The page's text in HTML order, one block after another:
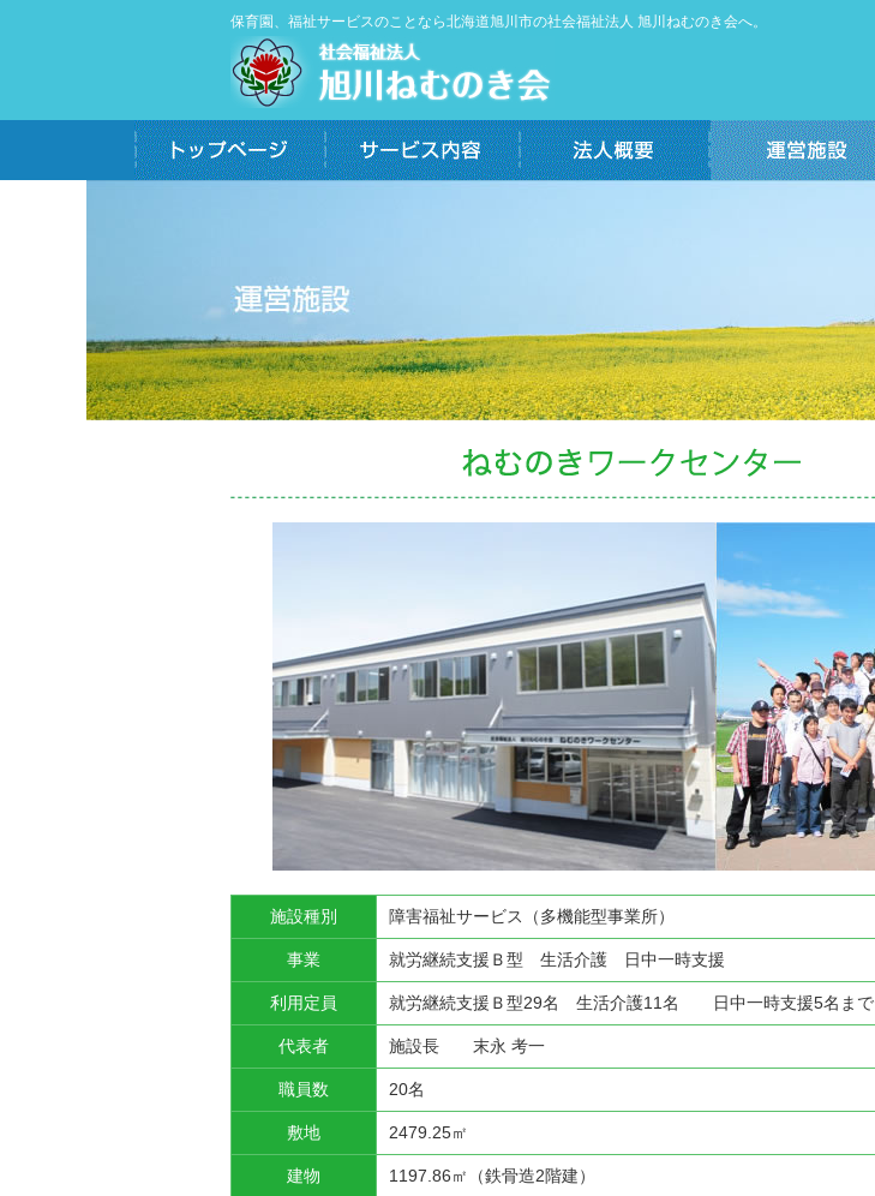
保育園、福祉サービスのことなら北海道旭川市の社会福祉法人 旭川ねむのき会へ。
施設種別 障害福祉サービス（多機能型事業所）
事業 就労継続支援Ｂ型 生活介護 日中一時支援
利用定員 就労継続支援Ｂ型29名 生活介護11名 日中一時支援5名まで
代表者 施設長 末永 考一
職員数 20名
敷地 2479.25㎡
建物 1197.86㎡（鉄骨造2階建）